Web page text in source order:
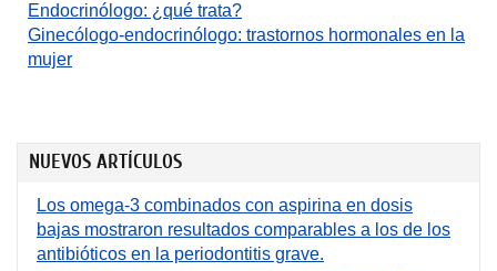
Endocrinólogo: ¿qué trata?
Ginecólogo-endocrinólogo: trastornos hormonales en la
mujer
NUEVOS ARTÍCULOS
Los omega-3 combinados con aspirina en dosis
bajas mostraron resultados comparables a los de los
antibióticos en la periodontitis grave.